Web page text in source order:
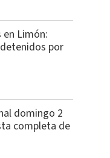
Limón:
por
domingo 2
completa de